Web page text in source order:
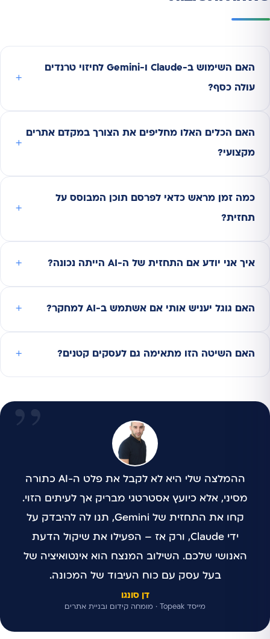
האם השימוש ב-Claude ו-Gemini לחיזוי טרנדים
עולה כסף?
האם הכלים האלו מחליפים את הצורך במקדם אתרים
מקצועי?
כמה זמן מראש כדאי לפרסם תוכן המבוסס על
תחזית?
איך אני יודע אם התחזית של ה-AI הייתה נכונה?
האם גוגל יעניש אותי אם אשתמש ב-AI למחקר?
האם השיטה הזו מתאימה גם לעסקים קטנים?
ההמלצה שלי היא לא לקבל את פלט ה-AI כתורה
מסיני, אלא כיועץ אסטרטגי מבריק אך לעיתים הזוי.
קחו את התחזית של Gemini, תנו לה להיבדק על
ידי Claude, ורק אז – הפעילו את שיקול הדעת
האנושי שלכם. השילוב המנצח הוא אינטואיציה של
בעל עסק עם כוח העיבוד של המכונה.
דן סונגו
מייסד Topeak · מומחה קידום ובניית אתרים